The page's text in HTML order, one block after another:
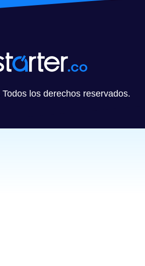
los derechos reservados.